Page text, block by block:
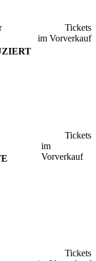
Tickets
im Vorverkauf
Tickets
im
Vorverkauf
Tickets